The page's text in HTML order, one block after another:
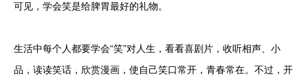
可见，学会笑是给脾胃最好的礼物。
生活中每个人都要学会“笑”对人生，看看喜剧片，收听相声、小
品，读读笑话，欣赏漫画，使自己笑口常开，青春常在。不过，开